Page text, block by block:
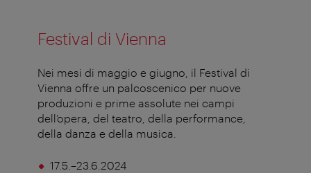
Festival di Vienna
Nei mesi di maggio e giugno, il Festival di
Vienna offre un palcoscenico per nuove
produzioni e prime assolute nei campi
dell’opera, del teatro, della performance,
della danza e della musica.
17.5.–23.6.2024